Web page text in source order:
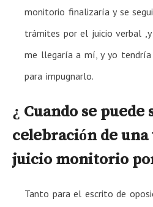
monitorio finalizaría y se
trámites por el juicio verbal
me llegaría a mí, y yo
para impugnarlo.
¿ Cuando se
celebración de
juicio monitorio
Tanto para el escrito de